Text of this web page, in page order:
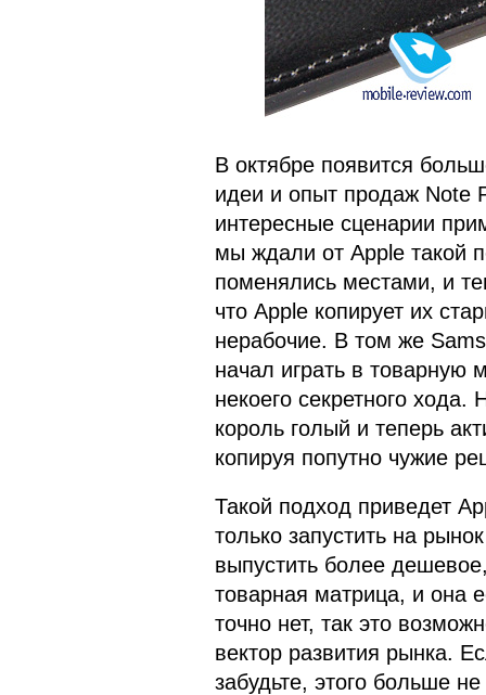
В октябре появится
идеи и опыт продаж Note
интересные сценарии
мы ждали от Apple такой
поменялись местами, и
что Apple копирует их
нерабочие. В том же
начал играть в товарную
некоего секретного хода.
король голый и теперь
копируя попутно чужие
Такой подход приведет
только запустить на
выпустить более
товарная матрица, и она
точно нет, так это
вектор развития рынка.
забудьте, этого больше